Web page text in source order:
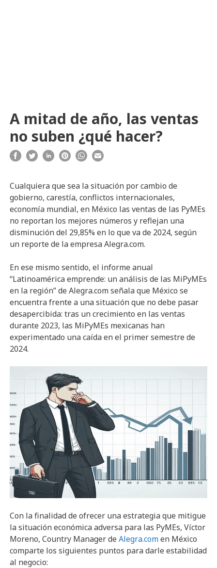
A mitad de año, las ventas
no suben ¿qué hacer?
Cualquiera que sea la situación por cambio de
gobierno, carestía, conflictos internacionales,
economía mundial, en México las ventas de las PyMEs
no reportan los mejores números y reflejan una
disminución del 29,85% en lo que va de 2024, según
un reporte de la empresa Alegra.com.
En ese mismo sentido, el informe anual
“Latinoamérica emprende: un análisis de las MiPyMEs
en la región” de Alegra.com señala que México se
encuentra frente a una situación que no debe pasar
desapercibida: tras un crecimiento en las ventas
durante 2023, las MiPyMEs mexicanas han
experimentado una caída en el primer semestre de
2024.
Con la finalidad de ofrecer una estrategia que mitigue
la situación económica adversa para las PyMEs, Víctor
Moreno, Country Manager deAlegra.comen México
comparte los siguientes puntos para darle estabilidad
al negocio: